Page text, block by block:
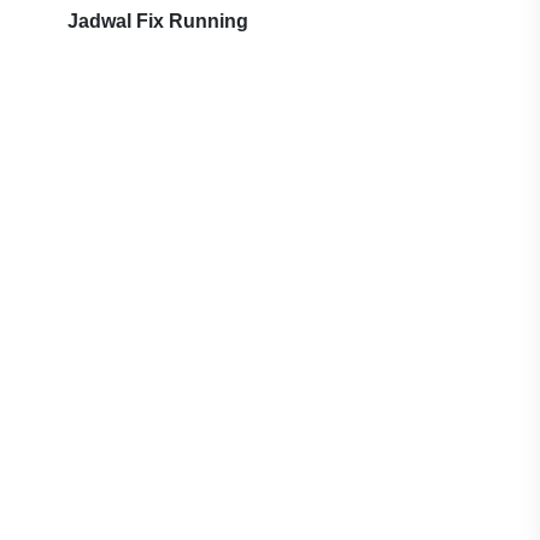
Jadwal Fix Running